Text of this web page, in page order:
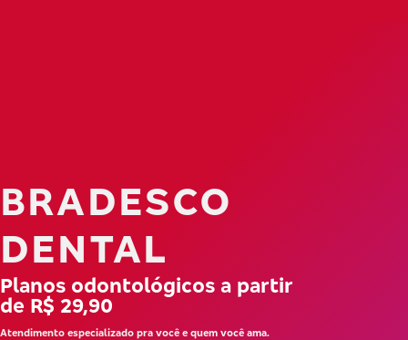
BRADESCO
DENTAL
Planos odontológicos a partir
de R$ 29,90
Atendimento especializado pra você e quem você ama.